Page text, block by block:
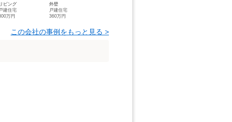
リビング
戸建住宅
万円
外壁
戸建住宅
360万円
この会社の事例をもっと見る >